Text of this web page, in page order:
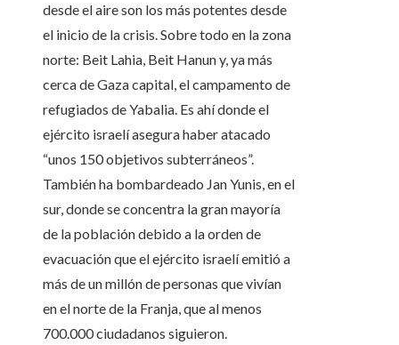
desde el aire son los más potentes desde
el inicio de la crisis. Sobre todo en la zona
norte: Beit Lahia, Beit Hanun y, ya más
cerca de Gaza capital, el campamento de
refugiados de Yabalia. Es ahí donde el
ejército israelí asegura haber atacado
“unos 150 objetivos subterráneos”.
También ha bombardeado Jan Yunis, en el
sur, donde se concentra la gran mayoría
de la población debido a la orden de
evacuación que el ejército israelí emitió a
más de un millón de personas que vivían
en el norte de la Franja, que al menos
700.000 ciudadanos siguieron.